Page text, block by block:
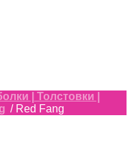
| Толстовки |
/ Red Fang